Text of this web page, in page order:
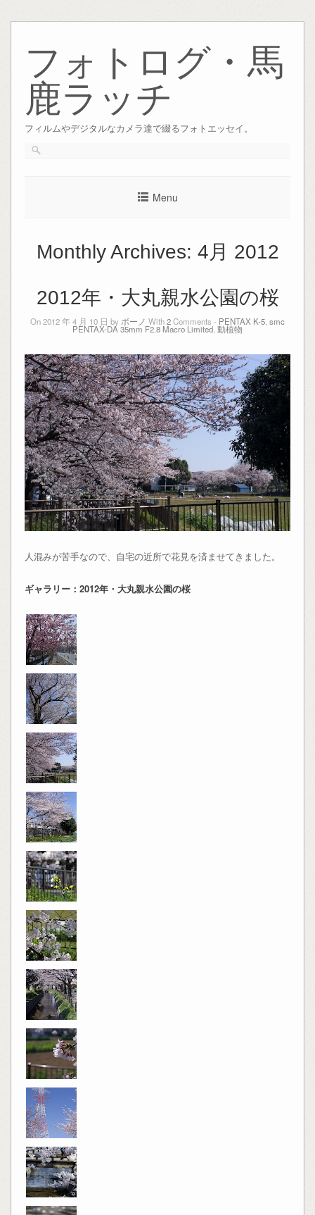
content
フォトログ・馬
鹿ラッチ
フィルムやデジタルなカメラ達で綴るフォトエッセイ。
Menu
Monthly Archives: 4月 2012
2012年・大丸親水公園の桜
On 2012 年 4 月 10 日 by ボーノ With2Comments - PENTAX K-5 smc
PENTAX-DA 35mm F2.8 Macro Limited 動植物
人混みが苦手なので、自宅の近所で花見を済ませてきました。
ギャラリー：2012年・大丸親水公園の桜